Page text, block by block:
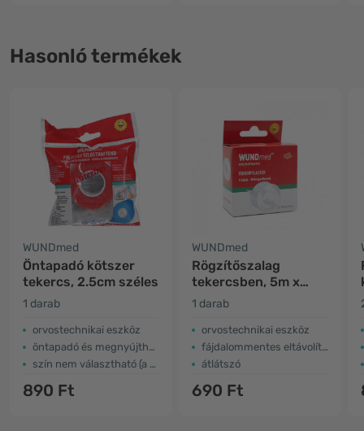
Hasonló termékek
WUNDmed
Öntapadó kötszer
tekercs, 2.5cm széles
1 darab
orvostechnikai eszköz
öntapadó és megnyújtható
szín nem választható (a képen látható szín csak illusztráció)
890 Ft
WUNDmed
Rögzítőszalag
tekercsben, 5m x
2.5cm
1 darab
orvostechnikai eszköz
fájdalommentes eltávolítás
átlátszó
690 Ft